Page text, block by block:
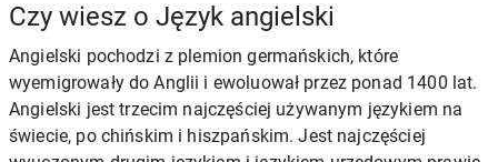
Czy wiesz o Język angielski
Angielski pochodzi z plemion germańskich, które
wyemigrowały do Anglii i ewoluował przez ponad 1400 lat.
Angielski jest trzecim najczęściej używanym językiem na
świecie, po chińskim i hiszpańskim. Jest najczęściej